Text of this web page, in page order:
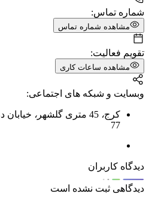
شماره تماس:
مشاهده شماره تماس
تقویم فعالیت:
مشاهده ساعات کاری
وبسایت و شبکه های اجتماعی:
کرج، ، خیابان
77
دیدگاه کاربران
دیدگاهی ثبت نشده است